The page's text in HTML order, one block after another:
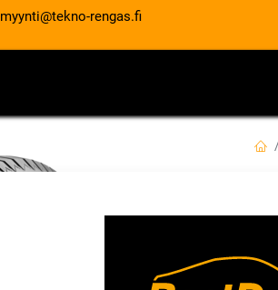
myynti@tekno-rengas.fi